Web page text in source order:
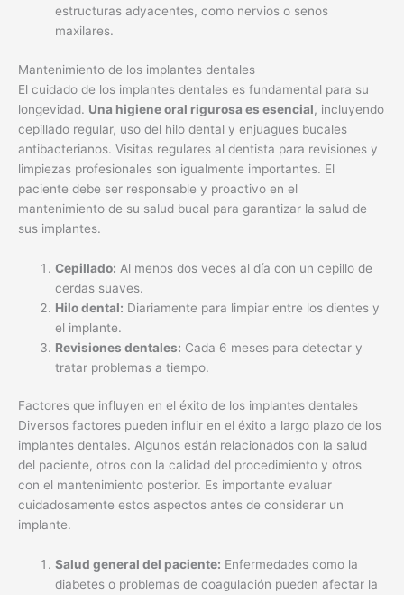
estructuras adyacentes, como nervios o senos
maxilares.
Mantenimiento de los implantes dentales
El cuidado de los implantes dentales es fundamental para su
longevidad. Una higiene oral rigurosa es esencial, incluyendo
cepillado regular, uso del hilo dental y enjuagues bucales
antibacterianos. Visitas regulares al dentista para revisiones y
limpiezas profesionales son igualmente importantes. El
paciente debe ser responsable y proactivo en el
mantenimiento de su salud bucal para garantizar la salud de
sus implantes.
Cepillado: Al menos dos veces al día con un cepillo de
cerdas suaves.
Hilo dental: Diariamente para limpiar entre los dientes y
el implante.
Revisiones dentales: Cada 6 meses para detectar y
tratar problemas a tiempo.
Factores que influyen en el éxito de los implantes dentales
Diversos factores pueden influir en el éxito a largo plazo de los
implantes dentales. Algunos están relacionados con la salud
del paciente, otros con la calidad del procedimiento y otros
con el mantenimiento posterior. Es importante evaluar
cuidadosamente estos aspectos antes de considerar un
implante.
Salud general del paciente: Enfermedades como la
diabetes o problemas de coagulación pueden afectar la